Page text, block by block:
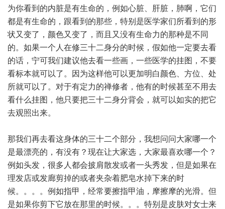
为你看到的内脏是有生命的，例如心脏、肝脏，肺啊，它们
都是有生命的，跟看到的那些，特别是医学家们所看到的形
状又变了，颜色又变了，而且又没有生命力的那种是不同
的。如果一个人在修三十二身分的时候，假如他一定要去看
的话，宁可我们建议他去看一些画，一些医学的挂图，不要
看标本就可以了。因为这样他可以更加明白颜色、方位、处
所就可以了。对于有定力的禅修者，他有的时候甚至不用去
看什么挂图，他只要把三十二身分背会，就可以如实的把它
去观照出来。
那我们再去看这身体的三十二个部分，我想问问大家哪一个
是最漂亮的，有没有？现在让大家选，大家最喜欢哪一个？
例如头发，很多人都会披肩散发或者一头秀发，但是如果在
理发店或发廊剪掉的或者夹杂着肥皂水掉下来的时
候。。。。例如指甲，经常要擦指甲油，摩擦摩的光滑。但
是如果你剪下它放在那里的时候。。。特别是皮肤对女士来